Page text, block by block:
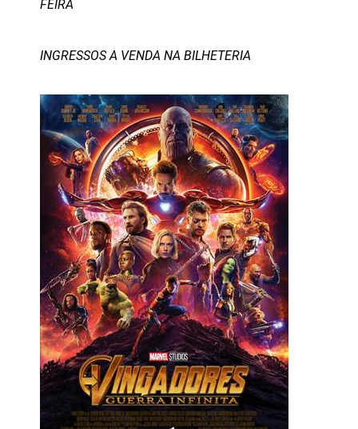
FEIRA
INGRESSOS A VENDA NA BILHETERIA